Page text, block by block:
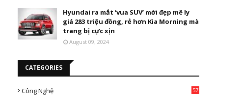
Hyundai ra mắt ‘vua SUV’ mới đẹp mê ly
giá 283 triệu đồng, rẻ hơn Kia Morning mà
trang bị cực xịn
August 09, 2024
CATEGORIES
Công Nghệ 57